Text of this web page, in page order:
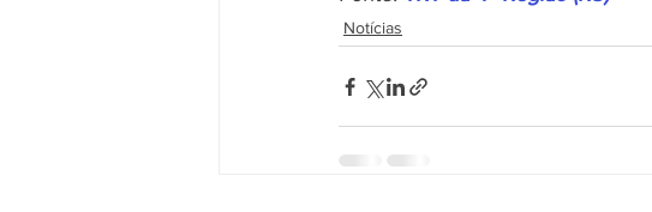
Notícias